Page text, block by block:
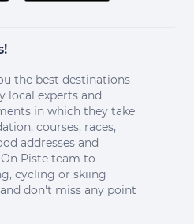
the best destinations
local experts and
in which they take
courses, races,
addresses and
Piste team to
cycling or skiing
don't miss any point